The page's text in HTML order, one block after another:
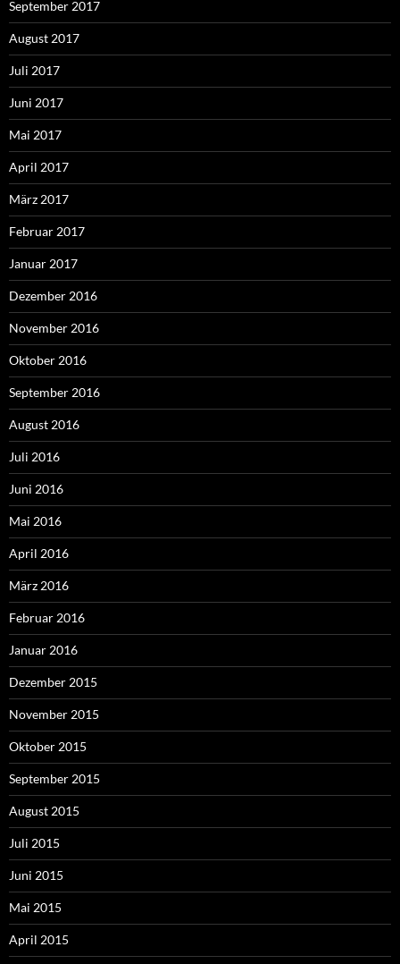
September 2017
August 2017
Juli 2017
Juni 2017
Mai 2017
April 2017
März 2017
Februar 2017
Januar 2017
Dezember 2016
November 2016
Oktober 2016
September 2016
August 2016
Juli 2016
Juni 2016
Mai 2016
April 2016
März 2016
Februar 2016
Januar 2016
Dezember 2015
November 2015
Oktober 2015
September 2015
August 2015
Juli 2015
Juni 2015
Mai 2015
April 2015